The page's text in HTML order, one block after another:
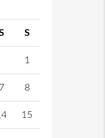
S
1
7 8
15